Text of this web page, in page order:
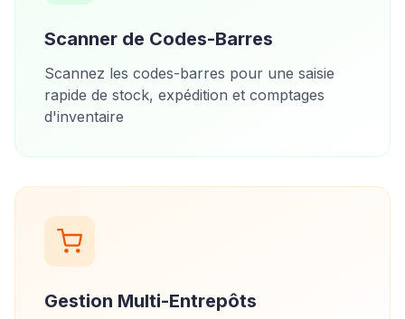
Scanner de Codes-Barres
Scannez les codes-barres pour une saisie
rapide de stock, expédition et comptages
d'inventaire
Gestion Multi-Entrepôts